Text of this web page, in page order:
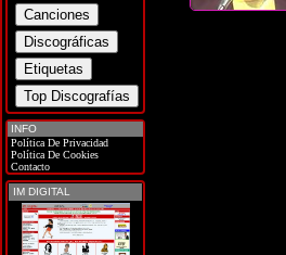
INFO
Política De Privacidad
Política De Cookies
Contacto
IM DIGITAL